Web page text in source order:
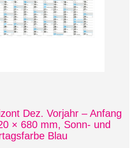
Dez. Vorjahr – Anfang
× 680 mm, Sonn- und
Blau